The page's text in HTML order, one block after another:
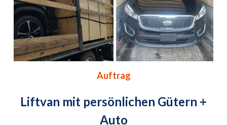
Auftrag
Liftvan mit persönlichen Gütern +
Auto